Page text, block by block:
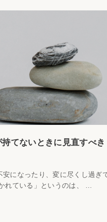
てないときに見直すべき
安になったり、変に尽くし過ぎ
れている」というのは、 …